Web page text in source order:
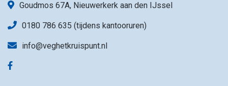
Goudmos 67A, Nieuwerkerk aan den IJssel
0180 786 635 (tijdens kantooruren)
info@veghetkruispunt.nl